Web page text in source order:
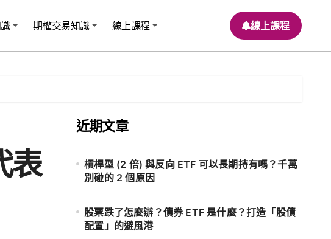
期權交易知識 線上課程 線上課程
表
近期文章
槓桿型 (2 倍) 與反向 ETF 可以長期持有嗎？千萬
別碰的 2 個原因
股票跌了怎麼辦？債券 ETF 是什麼？打造「股債
配置」的避風港